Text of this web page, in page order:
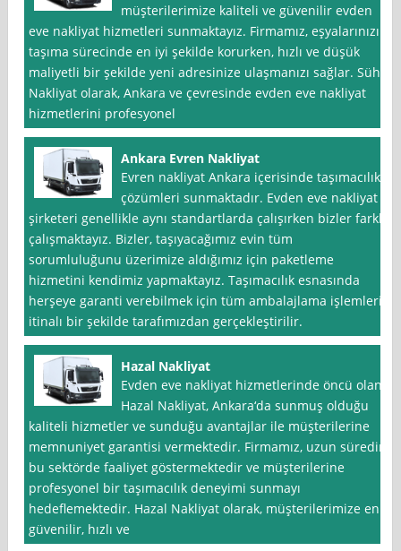
müşterilerimize kaliteli ve güvenilir evden
eve nakliyat hizmetleri sunmaktayız. Firmamız, eşyalarınızı
taşıma sürecinde en iyi şekilde korurken, hızlı ve düşük
maliyetli bir şekilde yeni adresinize ulaşmanızı sağlar. Süha
Nakliyat olarak, Ankara ve çevresinde evden eve nakliyat
hizmetlerini profesyonel
Ankara Evren Nakliyat
Evren nakliyat Ankara içerisinde taşımacılık
çözümleri sunmaktadır. Evden eve nakliyat
şirketeri genellikle aynı standartlarda çalışırken bizler farklı
çalışmaktayız. Bizler, taşıyacağımız evin tüm
sorumluluğunu üzerimize aldığımız için paketleme
hizmetini kendimiz yapmaktayız. Taşımacılık esnasında
herşeye garanti verebilmek için tüm ambalajlama işlemleri
itinalı bir şekilde tarafımızdan gerçekleştirilir.
Hazal Nakliyat
Evden eve nakliyat hizmetlerinde öncü olan
Hazal Nakliyat, Ankara‘da sunmuş olduğu
kaliteli hizmetler ve sunduğu avantajlar ile müşterilerine
memnuniyet garantisi vermektedir. Firmamız, uzun süredir
bu sektörde faaliyet göstermektedir ve müşterilerine
profesyonel bir taşımacılık deneyimi sunmayı
hedeflemektedir. Hazal Nakliyat olarak, müşterilerimize en
güvenilir, hızlı ve